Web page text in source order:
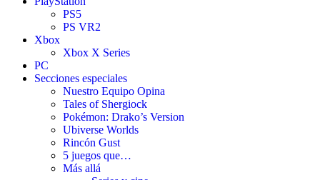
PS5
PS VR2
Xbox
Xbox X Series
PC
Secciones especiales
Nuestro Equipo Opina
Tales of Shergiock
Pokémon: Drako’s Version
Ubiverse Worlds
Rincón Gust
5 juegos que…
Más allá